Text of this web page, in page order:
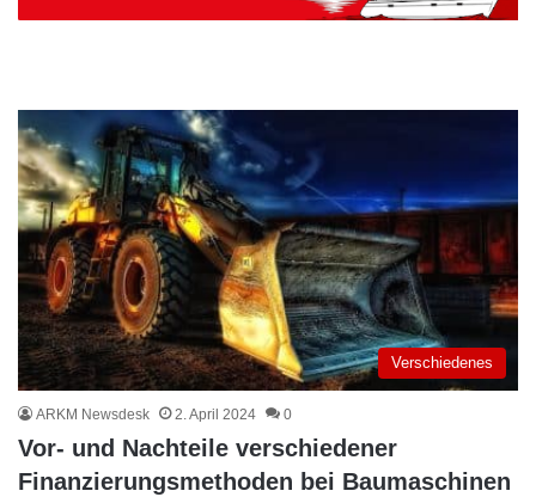
Verschiedenes
ARKM Newsdesk 2. April 2024 0
Vor- und Nachteile verschiedener
Finanzierungsmethoden bei Baumaschinen